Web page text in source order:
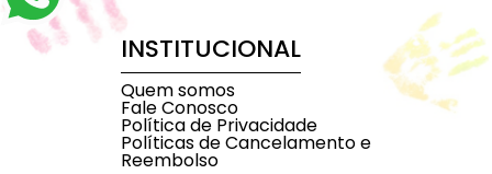
INSTITUCIONAL
Quem somos
Fale Conosco
Política de Privacidade
Políticas de Cancelamento e
Reembolso